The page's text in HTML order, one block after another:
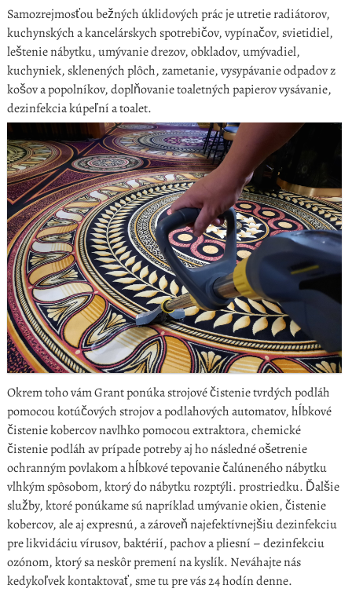
Samozrejmosťou bežných úklidových prác je utretie radiátorov,
kuchynských a kancelárskych spotrebičov, vypínačov, svietidiel,
leštenie nábytku, umývanie drezov, obkladov, umývadiel,
kuchyniek, sklenených plôch, zametanie, vysypávanie odpadov z
košov a popolníkov, doplňovanie toaletných papierov vysávanie,
dezinfekcia kúpeľní a toalet.
Okrem toho vám Grant ponúka strojové čistenie tvrdých podláh
pomocou kotúčových strojov a podlahových automatov, hĺbkové
čistenie kobercov navlhko pomocou extraktora, chemické
čistenie podláh av prípade potreby aj ho následné ošetrenie
ochranným povlakom a hĺbkové tepovanie čalúneného nábytku
vlhkým spôsobom, ktorý do nábytku rozptýli.prostriedku. Ďalšie
služby, ktoré ponúkame sú napríklad umývanie okien, čistenie
kobercov, ale aj expresnú, a zároveň najefektívnejšiu dezinfekciu
pre likvidáciu vírusov, baktérií, pachov a pliesní – dezinfekciu
ozónom, ktorý sa neskôr premení na kyslík. Neváhajte nás
kedykoľvek kontaktovať, sme tu pre vás 24 hodín denne.